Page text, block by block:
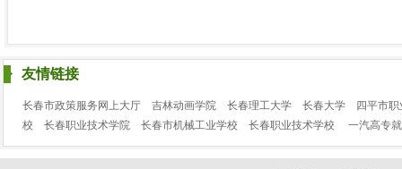
友情链接
长春市政策服务网上大厅 吉林动画学院 长春理工大学 长春大学
四平市
校
长春职业技术学院 长春市机械工业学校 长春职业技术学校 一汽高专